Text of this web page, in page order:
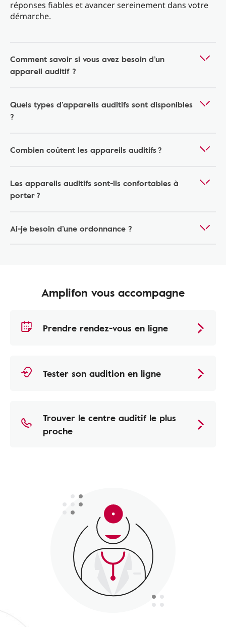
réponses fiables et avancer sereinement dans votre
démarche.
Comment savoir si vous avez besoin d’un
appareil auditif ?
Quels types d’appareils auditifs sont disponibles
?
Combien coûtent les appareils auditifs ?
Les appareils auditifs sont-ils confortables à
porter ?
Ai-je besoin d’une ordonnance ?
Amplifon vous accompagne
Prendre rendez-vous en ligne
Tester son audition en ligne
Trouver le centre auditif le plus
proche